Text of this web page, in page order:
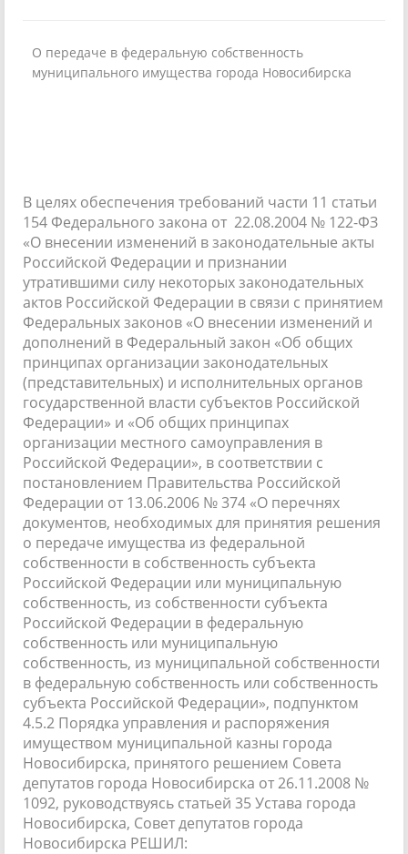
О передаче в федеральную собственность
муниципального имущества города Новосибирска
В целях обеспечения требований части 11 статьи
154 Федерального закона от 22.08.2004 № 122-ФЗ
«О внесении изменений в законодательные акты
Российской Федерации и признании
утратившими силу некоторых законодательных
актов Российской Федерации в связи с принятием
Федеральных законов «О внесении изменений и
дополнений в Федеральный закон «Об общих
принципах организации законодательных
(представительных) и исполнительных органов
государственной власти субъектов Российской
Федерации» и «Об общих принципах
организации местного самоуправления в
Российской Федерации», в соответствии с
постановлением Правительства Российской
Федерации от 13.06.2006 № 374 «О перечнях
документов, необходимых для принятия решения
о передаче имущества из федеральной
собственности в собственность субъекта
Российской Федерации или муниципальную
собственность, из собственности субъекта
Российской Федерации в федеральную
собственность или муниципальную
собственность, из муниципальной собственности
в федеральную собственность или собственность
субъекта Российской Федерации», подпунктом
4.5.2 Порядка управления и распоряжения
имуществом муниципальной казны города
Новосибирска, принятого решением Совета
депутатов города Новосибирска от 26.11.2008 №
1092, руководствуясь статьей 35 Устава города
Новосибирска, Совет депутатов города
Новосибирска РЕШИЛ: